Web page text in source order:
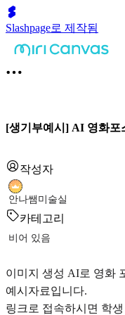
Slashpage로 제작됨
[생기부예시] AI 영화포
작성자
안나쌤미술실
카테고리
비어 있음
이미지 생성 AI로 영화
예시자료입니다.
링크로 접속하시면 학